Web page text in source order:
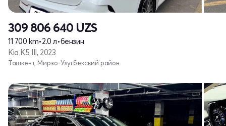
309 806 640 UZS
11 700 km•2.0 л•бензин
Kia K5 III, 2023
Ташкент, Мирзо-Улугбекский район